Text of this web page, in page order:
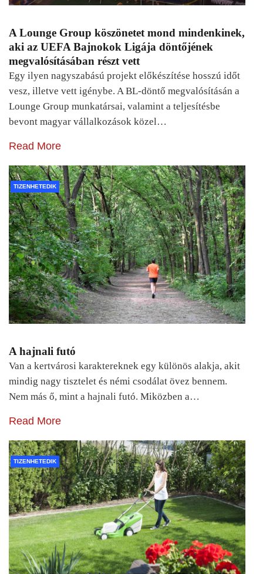
A Lounge Group köszönetet mond mindenkinek,
aki az UEFA Bajnokok Ligája döntőjének
megvalósításában részt vett
Egy ilyen nagyszabású projekt előkészítése hosszú időt
vesz, illetve vett igénybe. A BL-döntő megvalósításán a
Lounge Group munkatársai, valamint a teljesítésbe
bevont magyar vállalkozások közel…
Read More
TIZENHETEDIK
A hajnali futó
Van a kertvárosi karaktereknek egy különös alakja, akit
mindig nagy tisztelet és némi csodálat övez bennem.
Nem más ő, mint a hajnali futó. Miközben a…
Read More
TIZENHETEDIK